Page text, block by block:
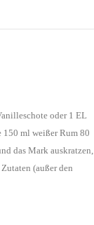
oder 1 EL
ml weißer Rum 80
das Mark auskratzen,
(außer den